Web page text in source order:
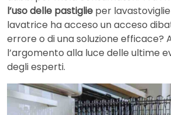
l’uso delle pastiglie per
lavatrice ha acceso un acceso
errore o di una soluzione efficace?
l’argomento alla luce delle ultime
degli esperti.